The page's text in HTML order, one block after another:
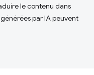
le contenu dans
par IA peuvent